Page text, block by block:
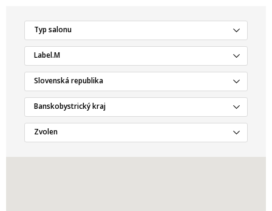
Typ salonu
Label.M
Slovenská republika
Banskobystrický kraj
Zvolen